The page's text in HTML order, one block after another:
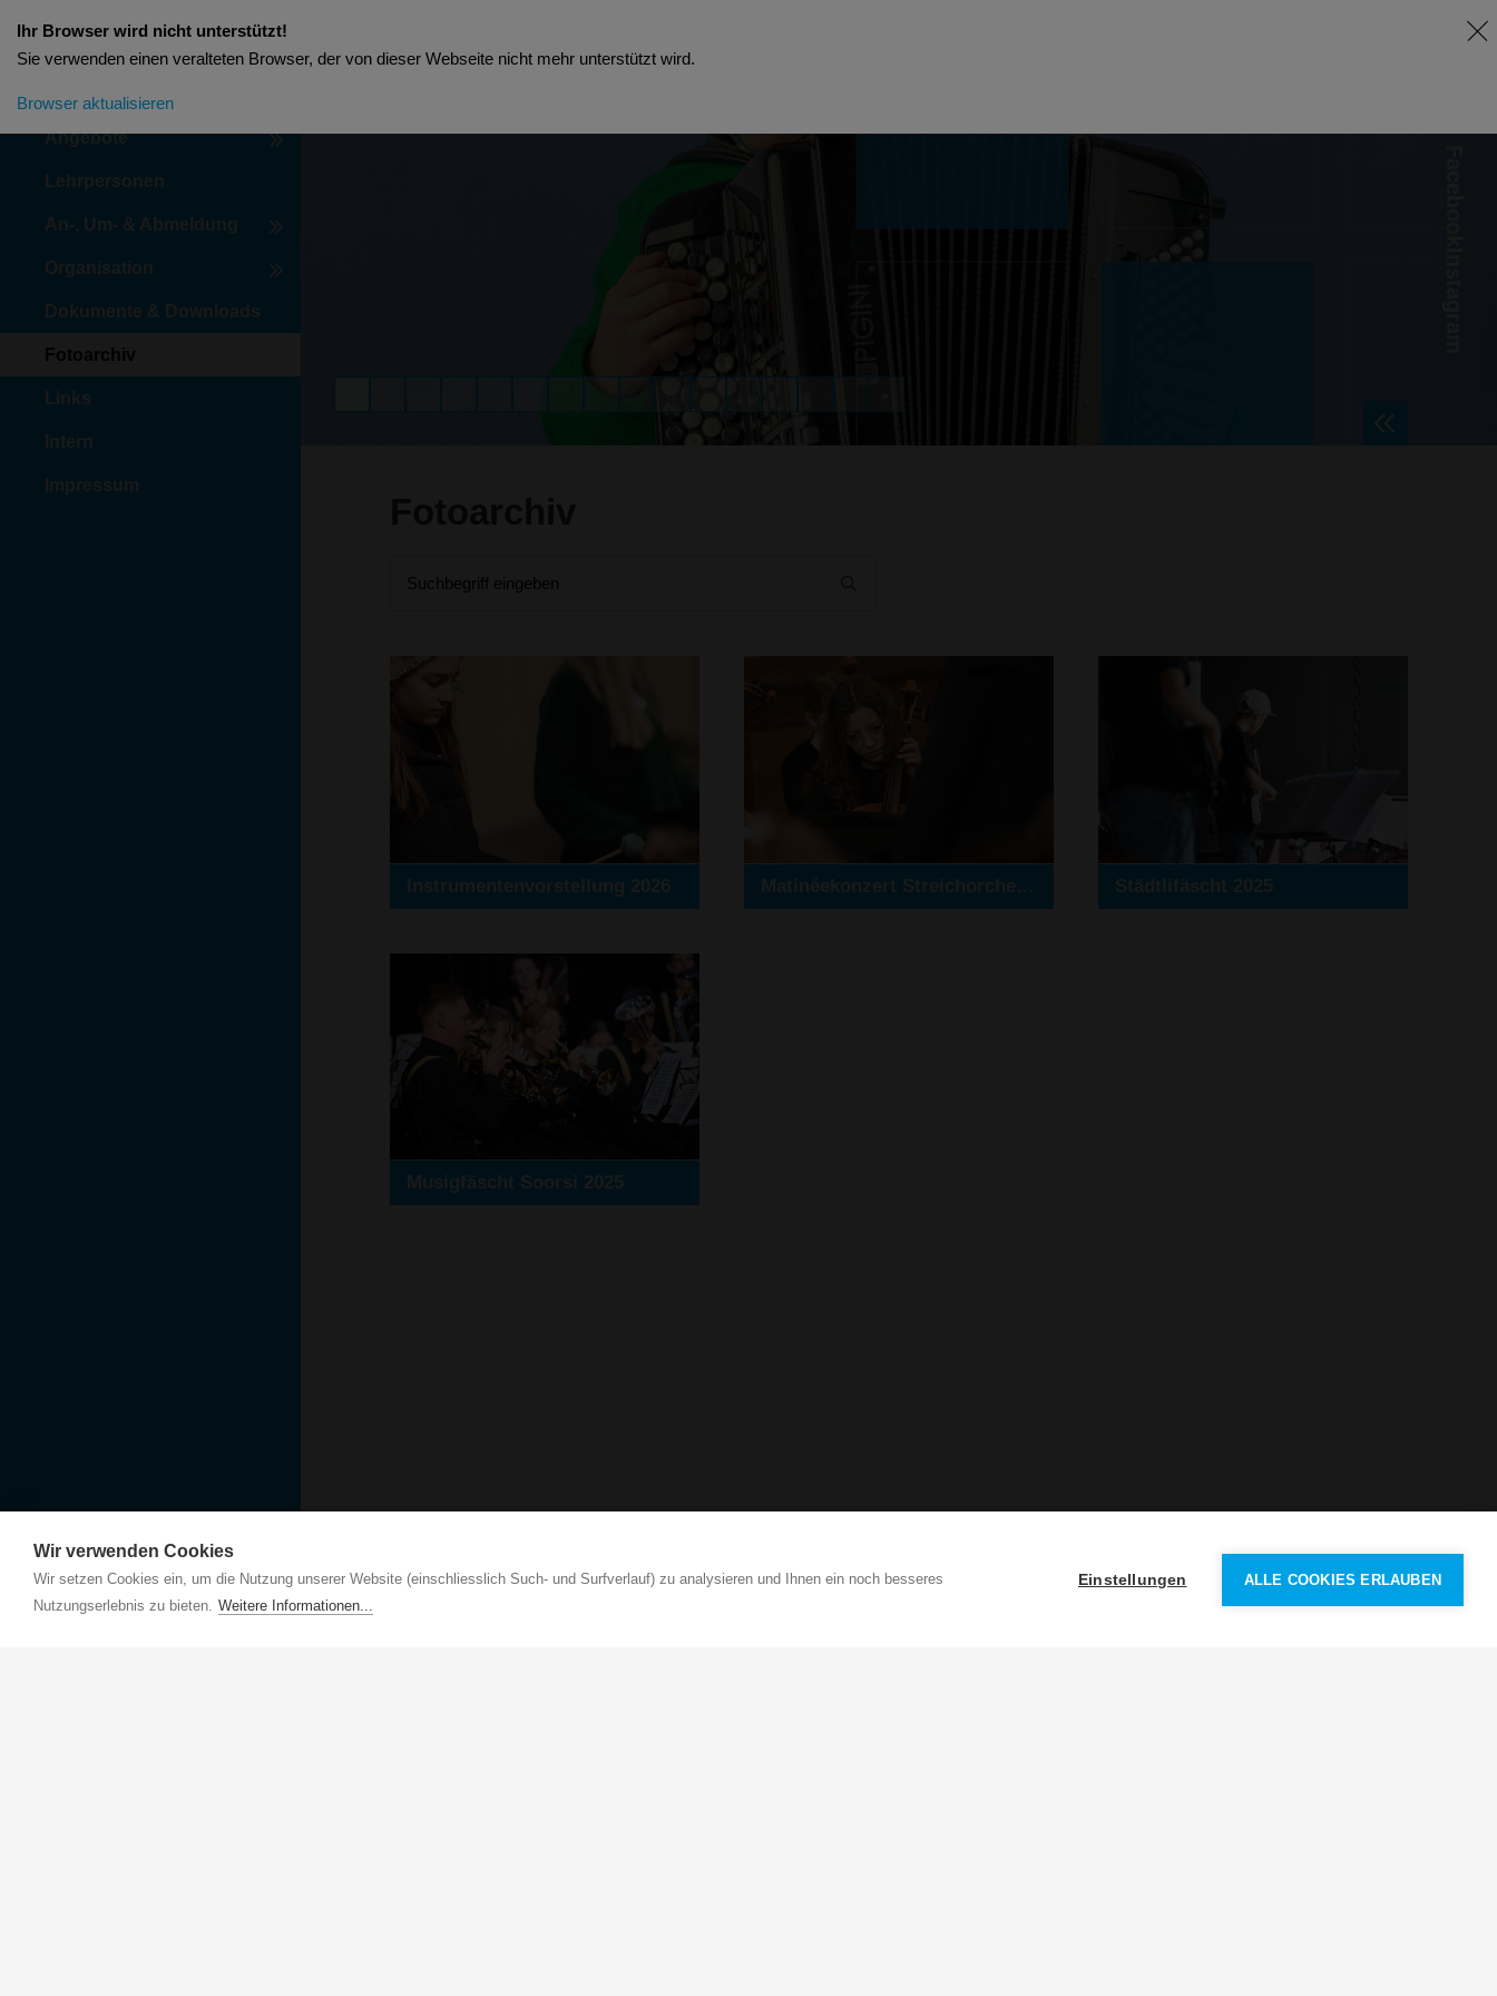
Wir verwenden Cookies
Wir setzen Cookies ein, um die Nutzung unserer Website (einschliesslich Such- und Surfverlauf) zu analysieren und Ihnen ein noch besseres
Nutzungserlebnis zu bieten. Weitere Informationen...
Einstellungen ALLE COOKIES ERLAUBEN
Aktuelles
Angebote
Lehrpersonen
An-, Um- & Abmeldung
Organisation
Dokumente & Downloads
Fotoarchiv
Links
Intern
Impressum
Suchbegriff eingeben
Instrumentenvorstellung 2026 Matinéekonzert Streichorchester 2025 Städtlifäscht 2025
Musigfäscht Soorsi 2025
Ihr Browser wird nicht unterstützt!
Sie verwenden einen veralteten Browser, der von dieser Webseite nicht mehr unterstützt wird.
Browser aktualisieren